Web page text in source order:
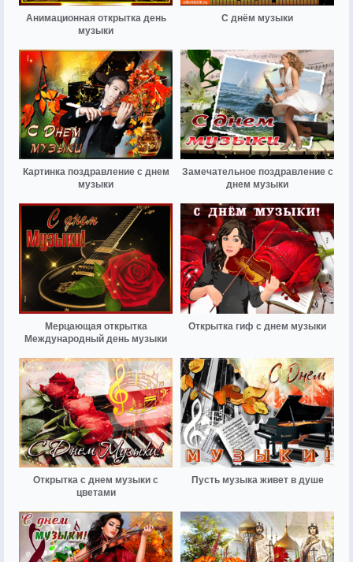
Анимационная открытка день
музыки
С днём музыки
Картинка поздравление с днем
музыки
Замечательное поздравление с
днем музыки
Мерцающая открытка
Международный день музыки
Открытка гиф с днем музыки
Открытка с днем музыки с
цветами
Пусть музыка живет в душе